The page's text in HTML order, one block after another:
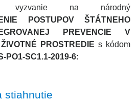
vyzvanie na národný
POSTUPOV ŠTÁTNEHO
PREVENCIE V
PROSTREDIE s kódom
PO1-SC1.1-2019-6:
stiahnutie